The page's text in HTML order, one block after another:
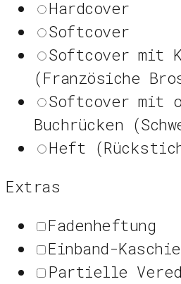
Hardcover
Softcover
Softcover mit
(Französiche
Softcover mit
Buchrücken
Heft
Extras
Fadenheftung
Einband-
Partielle